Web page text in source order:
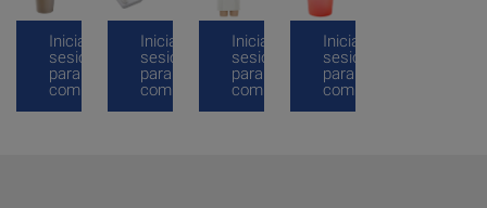
Inicia
sesión
para
comprar
Inicia
sesión
para
comprar
Inicia
sesión
para
comprar
Inicia
sesión
para
comprar